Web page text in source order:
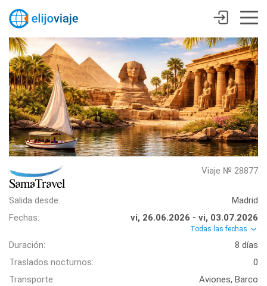
Viaje № 28877
Salida desde:
Madrid
Fechas:
vi, 26.06.2026 - vi, 03.07.2026
Todas las fechas
Duración:
8 días
Traslados nocturnos:
0
Transporte:
Aviones, Barco